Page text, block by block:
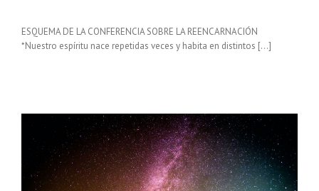
ESQUEMA DE LA CONFERENCIA SOBRE LA REENCARNACIÓN
*Nuestro espíritu nace repetidas veces y habita en distintos […]